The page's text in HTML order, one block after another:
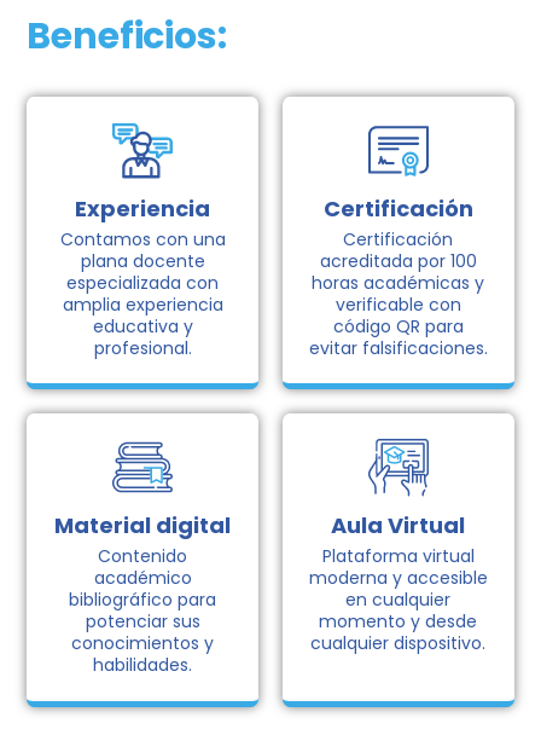
Beneficios:
Experiencia
Contamos con una
plana docente
especializada con
amplia experiencia
educativa y
profesional.
Certificación
Certificación
acreditada por 100
horas académicas y
verificable con
código QR para
evitar falsificaciones.
Material digital
Contenido
académico
bibliográfico para
potenciar sus
conocimientos y
habilidades.
Aula Virtual
Plataforma virtual
moderna y accesible
en cualquier
momento y desde
cualquier dispositivo.